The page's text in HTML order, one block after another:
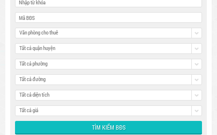
Văn phòng cho thuê
Tất cả quận huyện
Tất cả phường
Tất cả đường
Tất cả diện tích
Tất cả giá